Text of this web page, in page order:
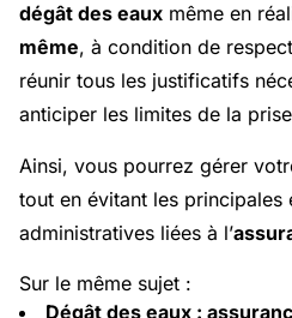
dégât des eaux même en
même, à condition de
réunir tous les justificatifs
anticiper les limites de la
Ainsi, vous pourrez gérer
tout en évitant les principales
administratives liées à l’
Sur le même sujet :
Dégât des eaux :